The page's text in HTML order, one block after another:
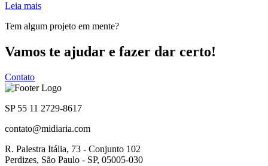
Leia mais
Tem algum projeto em mente?
Vamos te ajudar e fazer dar certo!
Contato
SP 55 11 2729-8617
contato@midiaria.com
R. Palestra Itália, 73 - Conjunto 102
Perdizes, São Paulo - SP, 05005-030